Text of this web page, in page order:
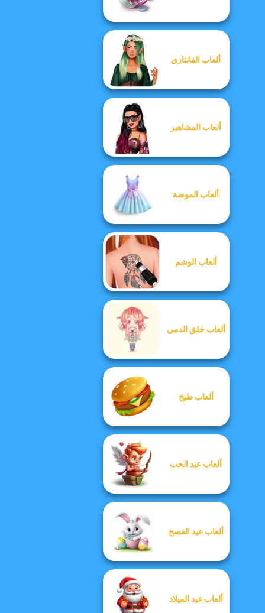
ألعاب الفانتازي
ألعاب المشاهير
ألعاب الموضة
ألعاب الوشم
ألعاب خلق الدمي
ألعاب طبخ
ألعاب عيد الحب
ألعاب عيد الفصح
ألعاب عيد الميلاد